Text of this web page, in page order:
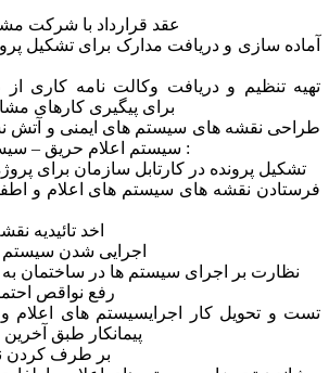
عقد قرارداد با شرکت
آماده سازی و دریافت مدارک برای تشکیل
تهیه تنظیم و دریافت وکالت نامه کاری
طراحی نقشه های سیستم های ایمنی و آتش
: سیستم اعلام حریق –
تشکیل پرونده در کارتابل سازمان برای
فرستادن نقشه های سیستم های اعلام و
اخد تائیدیه
اجرایی شدن سیستم
نظارت بر اجرای سیستم ها در ساختمان
رفع نواقص
تست و تحویل کار اجرایسیستم های اعلام
پیمانکار طبق
بر طرف کردن